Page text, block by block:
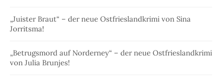
„Juister Braut“ – der neue Ostfrieslandkrimi von Sina
Jorritsma!
„Betrugsmord auf Norderney“ – der neue Ostfrieslandkrimi
von Julia Brunjes!